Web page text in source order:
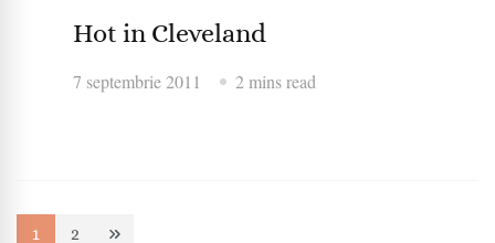
Hot in Cleveland
7 septembrie 2011 2 mins read
1 2